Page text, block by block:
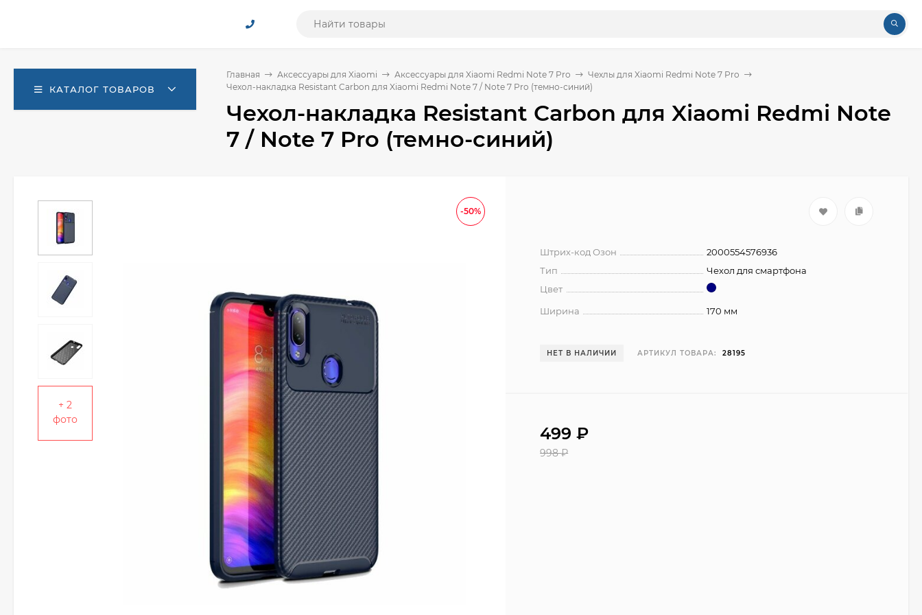
КАТАЛОГ ТОВАРОВ
Главная Аксессуары для Xiaomi Аксессуары для Xiaomi Redmi Note 7 Pro
Чехлы для Xiaomi Redmi Note 7 Pro
Чехол-накладка Resistant Carbon для Xiaomi Redmi Note 7 / Note 7 Pro (темно-синий)
Чехол-накладка Resistant Carbon для Xiaomi Redmi Note
7 / Note 7 Pro (темно-синий)
+ 2
фото
-50%
Штрих-код Озон
2000554576936
Тип
Чехол для смартфона
Цвет
Ширина
170 мм
НЕТ В НАЛИЧИИ АРТИКУЛ ТОВАРА: 28195
499₽
998₽